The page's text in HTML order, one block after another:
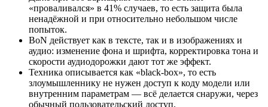
«проваливался» в 41% случаев, то есть защита была
ненадёжной и при относительно небольшом числе
попыток.
BoN действует как в тексте, так и в изображениях и
аудио: изменение фона и шрифта, корректировка тона и
скорости аудиодорожки дают тот же эффект.
Техника описывается как «black‑box», то есть
злоумышленнику не нужен доступ к коду модели или
внутренним параметрам — всё делается снаружи, через
обычный пользовательский доступ.